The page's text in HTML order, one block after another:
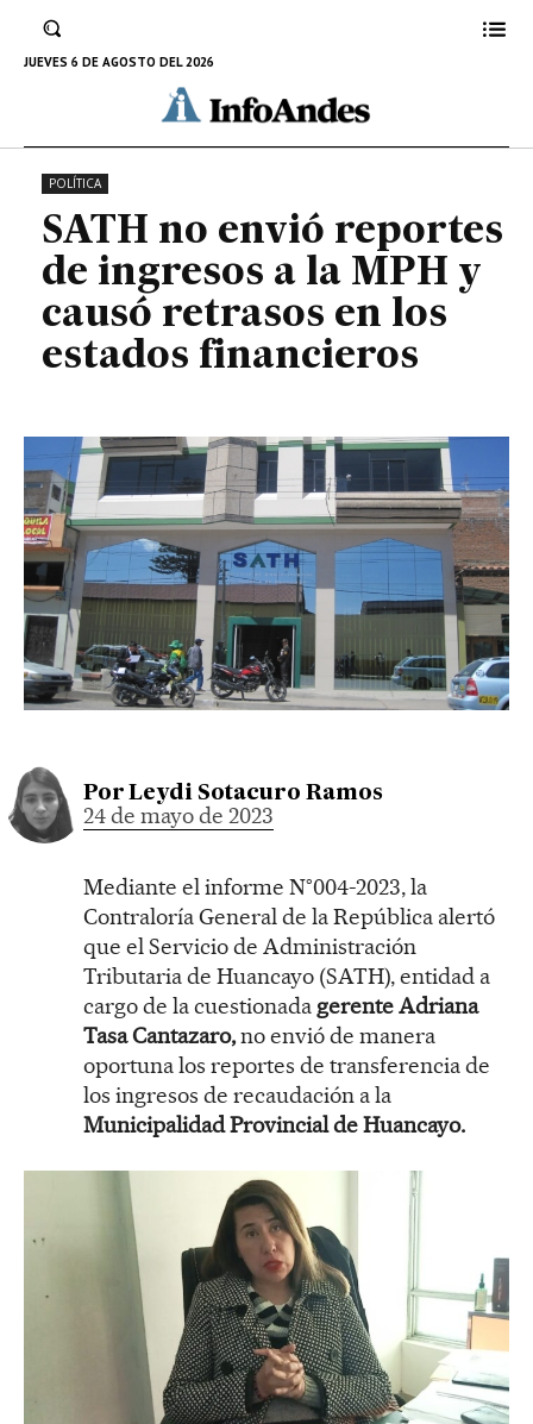
JUEVES 6 DE AGOSTO DEL 2026financieros
24 DE MAYO DE 2023
POLÍTICA
SATH no envió reportes
de ingresos a la MPH y
causó retrasos en los
estados financieros
Por Leydi Sotacuro Ramos
24 de mayo de 2023
Mediante el informe N°004-2023, la
Contraloría General de la República alertó
que el Servicio de Administración
Tributaria de Huancayo (SATH), entidad a
cargo de la cuestionada gerente Adriana
Tasa Cantazaro,no envió de manera
oportuna los reportes de transferencia de
los ingresos de recaudación a la
Municipalidad Provincial de Huancayo.